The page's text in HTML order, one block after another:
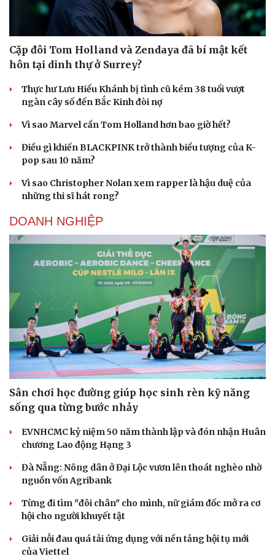
Cải chính
Cặp đôi Tom Holland và Zendaya đã bí mật kết
hôn tại dinh thự ở Surrey?
Thực hư Lưu Hiểu Khánh bị tình cũ kém 38 tuổi vượt
ngàn cây số đến Bắc Kinh đòi nợ
Vì sao Marvel cần Tom Holland hơn bao giờ hết?
Điều gì khiến BLACKPINK trở thành biểu tượng của K-
pop sau 10 năm?
Vì sao Christopher Nolan xem rapper là hậu duệ của
những thi sĩ hát rong?
DOANH NGHIỆP
Sân chơi học đường giúp học sinh rèn kỹ năng
sống qua từng bước nhảy
EVNHCMC kỷ niệm 50 năm thành lập và đón nhận Huân
chương Lao động Hạng 3
Đà Nẵng: Nông dân ở Đại Lộc vươn lên thoát nghèo nhờ
nguồn vốn Agribank
Từng đi tìm "đôi chân" cho mình, nữ giám đốc mở ra cơ
hội cho người khuyết tật
Giải nỗi đau quá tải ứng dụng với nền tảng hội tụ mới
của Viettel